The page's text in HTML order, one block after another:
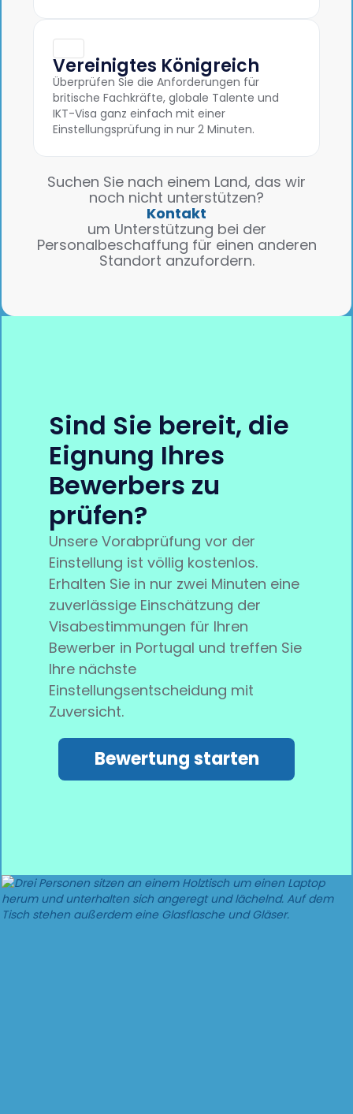
Vereinigtes Königreich
Überprüfen Sie die Anforderungen für
britische Fachkräfte, globale Talente und
IKT-Visa ganz einfach mit einer
Einstellungsprüfung in nur 2 Minuten.
Suchen Sie nach einem Land, das wir
noch nicht unterstützen?
Kontakt
um Unterstützung bei der
Personalbeschaffung für einen anderen
Standort anzufordern.
Sind Sie bereit, die
Eignung Ihres
Bewerbers zu
prüfen?
Unsere Vorabprüfung vor der
Einstellung ist völlig kostenlos.
Erhalten Sie in nur zwei Minuten eine
zuverlässige Einschätzung der
Visabestimmungen für Ihren
Bewerber in Portugal und treffen Sie
Ihre nächste
Einstellungsentscheidung mit
Zuversicht.
Bewertung starten